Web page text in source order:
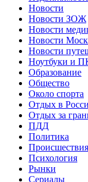
Новости
Новости ЗОЖ
Новости
Новости
Новости
Ноутбуки и
Образование
Общество
Около спорта
Отдых в
Отдых за
ПДД
Политика
Происшествия
Психология
Рынки
Сериалы